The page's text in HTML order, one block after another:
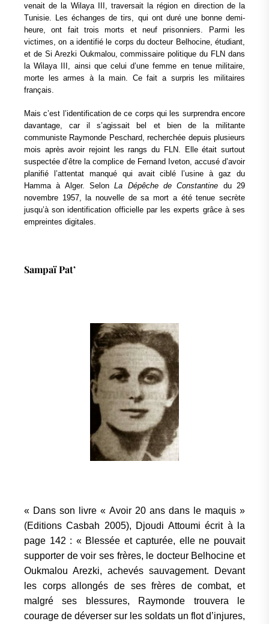
venait de la Wilaya III, traversait la région en direction de la
Tunisie. Les échanges de tirs, qui ont duré une bonne demi-
heure, ont fait trois morts et neuf prisonniers. Parmi les
victimes, on a identifié le corps du docteur Belhocine, étudiant,
et de Si Arezki Oukmalou, commissaire politique du FLN dans
la Wilaya III, ainsi que celui d’une femme en tenue militaire,
morte les armes à la main. Ce fait a surpris les militaires
français.
Mais c’est l’identification de ce corps qui les surprendra encore
davantage, car il s’agissait bel et bien de la militante
communiste Raymonde Peschard, recherchée depuis plusieurs
mois après avoir rejoint les rangs du FLN. Elle était surtout
suspectée d’être la complice de Fernand Iveton, accusé d’avoir
planifié l’attentat manqué qui avait ciblé l’usine à gaz du
Hamma à Alger. SelonLa Dépêche de Constantine du 29
novembre 1957, la nouvelle de sa mort a été tenue secrète
jusqu’à son identification officielle par les experts grâce à ses
empreintes digitales.
Sampaï Pat’
« Dans son livre « Avoir 20 ans dans le maquis »
(Editions Casbah 2005), Djoudi Attoumi écrit à la
page 142 : « Blessée et capturée, elle ne pouvait
supporter de voir ses frères, le docteur Belhocine et
Oukmalou Arezki, achevés sauvagement. Devant
les corps allongés de ses frères de combat, et
malgré ses blessures, Raymonde trouvera le
courage de déverser sur les soldats un flot d’injures,